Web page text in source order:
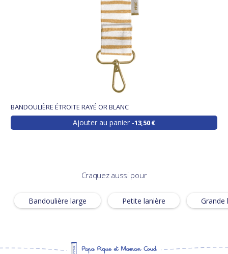
BANDOULIÈRE ÉTROITE RAYÉ OR BLANC
Ajouter au panier 13,50 €
Craquez aussi pour
Bandoulière large Petite lanière Grande